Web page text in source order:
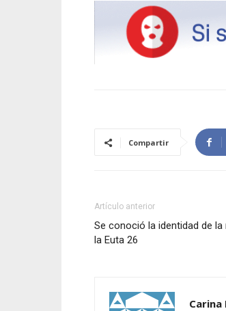
Compartir
Artículo anterior
Se conoció la identidad de
la Euta 26
Carina